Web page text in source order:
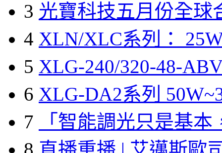
3 光寶科技五月份全球
4 XLN/XLC系列：
5 XLG-240/320-48-
6 XLG-DA2系列
7
「智能調光只是基本